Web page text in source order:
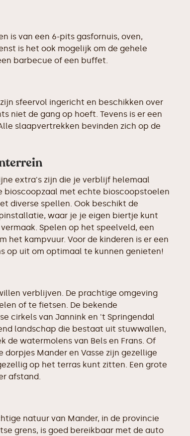
is van een 6-pits gasfornuis, oven,
is het ook mogelijk om de gehele
barbecue of een buffet.
sfeervol ingericht en beschikken over
niet de gang op hoeft. Tevens is er een
slaapvertrekken bevinden zich op de
extra's zijn die je verblijf helemaal
bioscoopzaal met echte bioscoopstoelen
diverse spellen. Ook beschikt de
waar je je eigen biertje kunt
Spelen op het speelveld, een
het kampvuur. Voor de kinderen is er een
op uit om optimaal te kunnen genieten!
verblijven. De prachtige omgeving
of te fietsen. De bekende
cirkels van Jannink en 't Springendal
landschap die bestaat uit stuwwallen,
de watermolens van Bels en Frans. Of
Mander en Vasse zijn gezellige
op het terras kunt zitten. Een grote
afstand.
natuur van Mander, in de provincie
grens, is goed bereikbaar met de auto